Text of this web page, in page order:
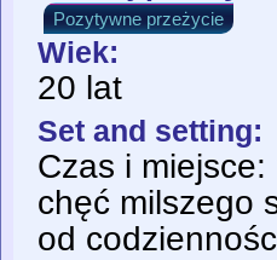
Pozytywne przeżycie
Wiek:
20 lat
Set and setting:
Czas i
chęć milszego
od